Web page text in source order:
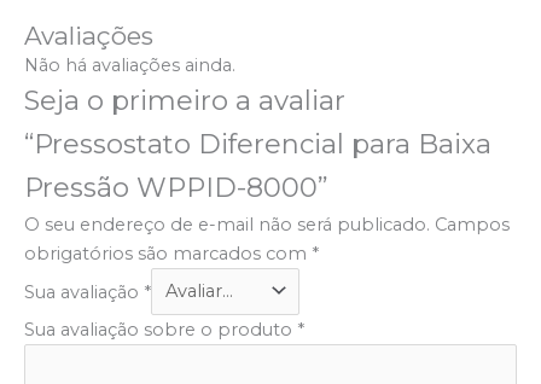
Avaliações
Não há avaliações ainda.
Seja o primeiro a avaliar
“Pressostato Diferencial para Baixa
Pressão WPPID-8000”
O seu endereço de e-mail não será publicado. Campos
obrigatórios são marcados com *
Sua avaliação *
Sua avaliação sobre o produto *